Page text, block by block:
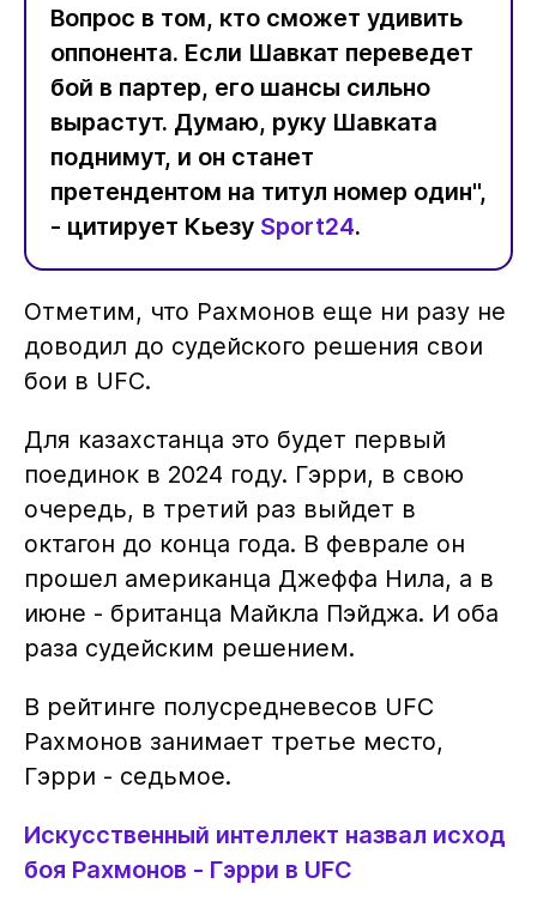
Вопрос в том, кто сможет удивить
оппонента. Если Шавкат переведет
бой в партер, его шансы сильно
вырастут. Думаю, руку Шавката
поднимут, и он станет
претендентом на титул номер один",
- цитирует Кьезу Sport24.
Отметим, что Рахмонов еще ни разу не
доводил до судейского решения свои
бои в UFC.
Для казахстанца это будет первый
поединок в 2024 году. Гэрри, в свою
очередь, в третий раз выйдет в
октагон до конца года. В феврале он
прошел американца Джеффа Нила, а в
июне - британца Майкла Пэйджа. И оба
раза судейским решением.
В рейтинге полусредневесов UFC
Рахмонов занимает третье место,
Гэрри - седьмое.
Искусственный интеллект назвал исход
боя Рахмонов - Гэрри в UFC